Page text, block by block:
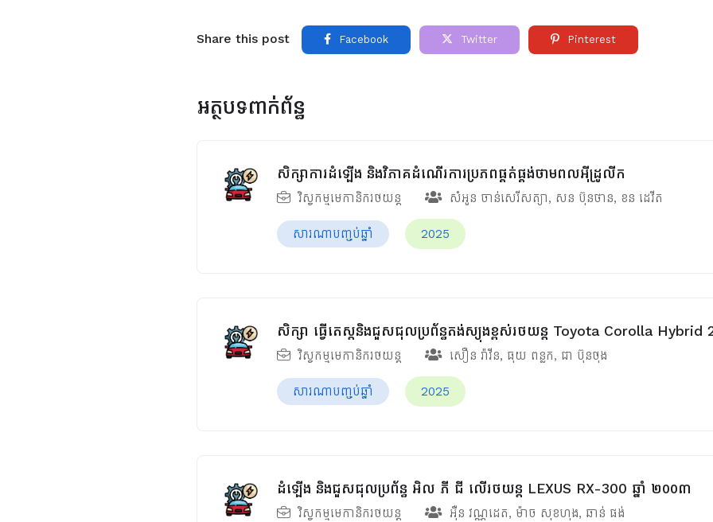
Share this post Facebook Twitter Pinterest
អត្ថបទពាក់ព័ន្ធ
សិក្សាការដំឡើង និងវិភាគដំណើរការប្រភពផ្គត់ផ្គង់ថាមពលអ៊ីដ្រូលីក
វិស្វកម្មមេកានិករថយន្ត សំអូន ចាន់សេរីសត្យា, សន ប៊ុនថាន, ខន ដេវីត
សារណាបញ្ចប់ឆ្នាំ 2025
សិក្សា ធ្វើតេស្តនិងជួសជុលប្រព័ន្ធតង់ស្យុងខ្ពស់រថយន្ត Toyota Corolla Hybrid
វិស្វកម្មមេកានិករថយន្ត សឿន រ៉ាវីន, ធុយ​ ពន្លក, ជា ប៊ុនថុង
សារណាបញ្ចប់ឆ្នាំ 2025
ដំឡើង និងជួសជុលប្រព័ន្ធ អិល ភី ជី លើរថយន្ដ LEXUS RX-300 ឆ្នាំ ២០០៣
វិស្វកម្មមេកានិករថយន្ត អ៊ឺន វណ្ណដេត, ម៉ាច សុខហុង, ឆាន់ ផង់